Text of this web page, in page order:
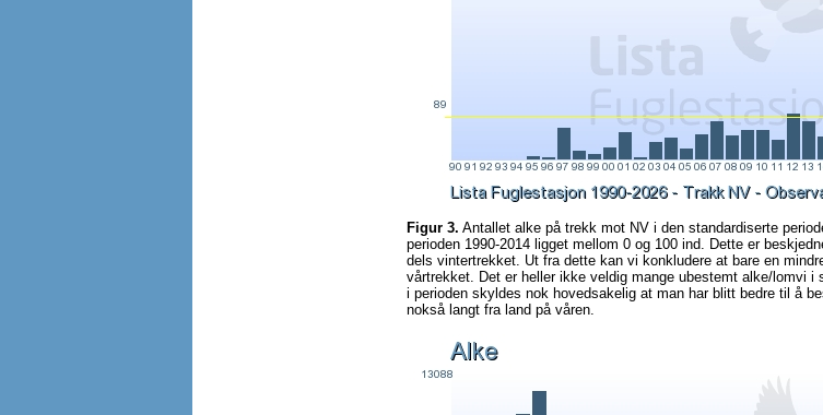
Figur 3. Antallet alke på trekk mot NV i den standardiserte
perioden 1990-2014 ligget mellom 0 og 100 ind. Dette er
dels vintertrekket. Ut fra dette kan vi konkludere at bare en
vårtrekket. Det er heller ikke veldig mange ubestemt alke/lomvi i
i perioden skyldes nok hovedsakelig at man har blitt bedre til å
nokså langt fra land på våren.